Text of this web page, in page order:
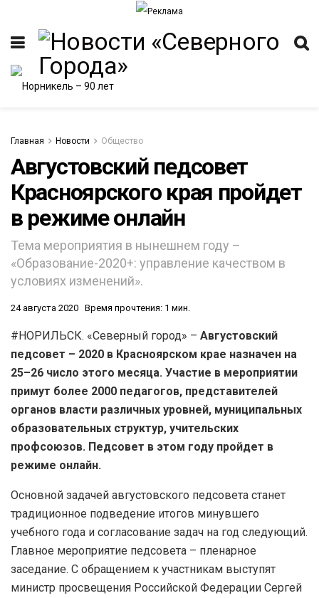
Главная Новости Общество
Августовский педсовет
Красноярского края пройдет
в режиме онлайн
Тема мероприятия в нынешнем году –
«Образование-2020+: управление качеством в
условиях изменений».
24 августа 2020 Время прочтения: 1 мин.
#НОРИЛЬСК. «Северный город» – Августовский
педсовет – 2020 в Красноярском крае назначен на
25–26 число этого месяца. Участие в мероприятии
примут более 2000 педагогов, представителей
органов власти различных уровней, муниципальных
образовательных структур, учительских
профсоюзов. Педсовет в этом году пройдет в
режиме онлайн.
Основной задачей августовского педсовета станет
традиционное подведение итогов минувшего
учебного года и согласование задач на год следующий.
Главное мероприятие педсовета – пленарное
заседание. С обращением к участникам выступят
министр просвещения Российской Федерации Сергей